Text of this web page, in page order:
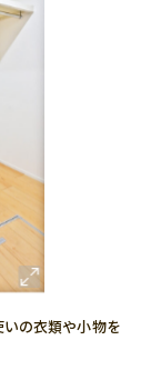
の衣類や小物を